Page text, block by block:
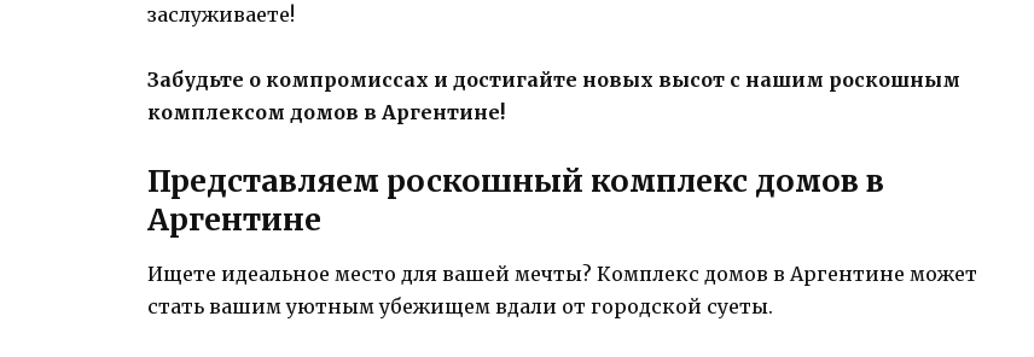
заслуживаете!
Забудьте о компромиссах и достигайте новых высот с нашим роскошным
комплексом домов в Аргентине!
Представляем роскошный комплекс домов в
Аргентине
Ищете идеальное место для вашей мечты? Комплекс домов в Аргентине может
стать вашим уютным убежищем вдали от городской суеты.